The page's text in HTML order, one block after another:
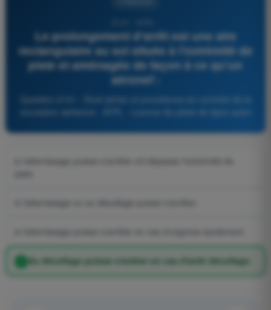
Le prolongement d'arrêt est une aire
rectangulaire au sol située à l'extrémité de
piste et aménagée de façon à ce qu'un
aéronef :
à l'atterrissage ou au décollage puisse s'arrêter.
Au décollage puisse s'arrêter en cas d'arrêt décollage.